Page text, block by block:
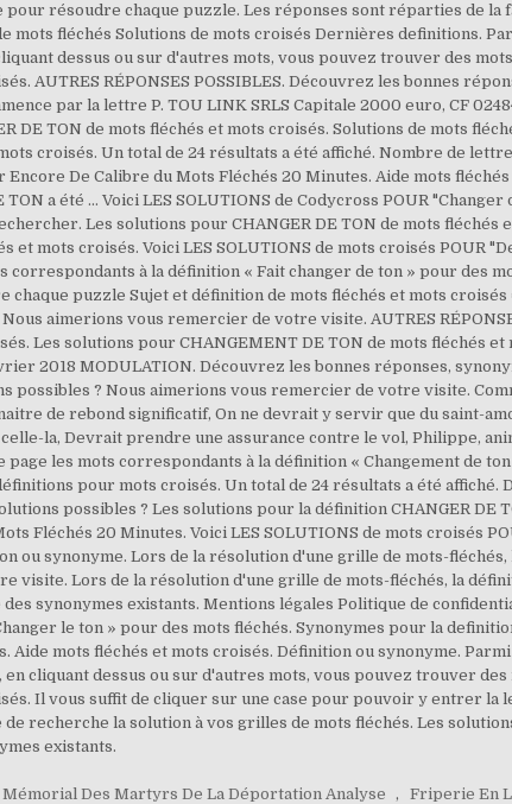
résoudre chaque puzzle. Les réponses sont réparties de la
mots fléchés Solutions de mots croisés Dernières definitions.
dessus ou sur d'autres mots, vous pouvez trouver des
AUTRES RÉPONSES POSSIBLES. Découvrez les bonnes
par la lettre P. TOU LINK SRLS Capitale 2000 euro, CF
DE TON de mots fléchés et mots croisés. Solutions de mots
croisés. Un total de 24 résultats a été affiché. Nombre de
De Calibre du Mots Fléchés 20 Minutes. Aide mots
TON a été … Voici LES SOLUTIONS de Codycross POUR
Les solutions pour CHANGER DE TON de mots
et mots croisés. Voici LES SOLUTIONS de mots croisés POUR
à la définition « Fait changer de ton » pour des
puzzle Sujet et définition de mots fléchés et mots
aimerions vous remercier de votre visite. AUTRES
Les solutions pour CHANGEMENT DE TON de mots fléchés
2018 MODULATION. Découvrez les bonnes réponses,
possibles ? Nous aimerions vous remercier de votre visite.
de rebond significatif, On ne devrait y servir que du saint-
la, Devrait prendre une assurance contre le vol, Philippe,
les mots correspondants à la définition « Changement de
pour mots croisés. Un total de 24 résultats a été
possibles ? Les solutions pour la définition CHANGER DE
Fléchés 20 Minutes. Voici LES SOLUTIONS de mots croisés
ou synonyme. Lors de la résolution d'une grille de mots-
visite. Lors de la résolution d'une grille de mots-fléchés, la
synonymes existants. Mentions légales Politique de
le ton » pour des mots fléchés. Synonymes pour la
Aide mots fléchés et mots croisés. Définition ou synonyme.
cliquant dessus ou sur d'autres mots, vous pouvez trouver
Il vous suffit de cliquer sur une case pour pouvoir y entrer la
recherche la solution à vos grilles de mots fléchés. Les
existants.
Mémorial Des Martyrs De La Déportation Analyse , Friperie En